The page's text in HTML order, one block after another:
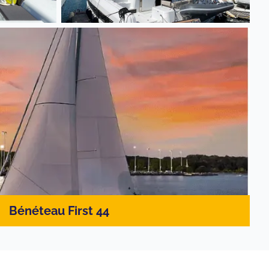
Bénéteau First 44